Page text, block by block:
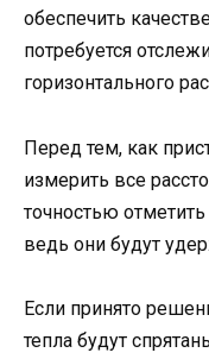
обеспечить
потребуется
горизонтального
Перед тем, как
измерить все
точностью
ведь они будут
Если принято
тепла будут